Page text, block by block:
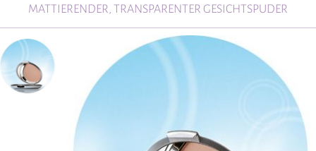
MATTIERENDER, TRANSPARENTER GESICHTSPUDER